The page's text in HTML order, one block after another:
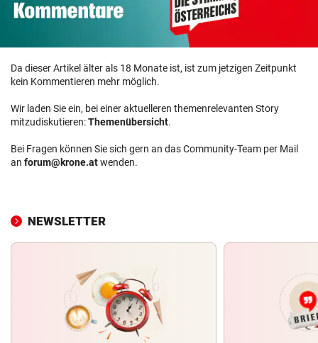
Da dieser Artikel älter als 18 Monate ist, ist zum jetzigen Zeitpunkt
kein Kommentieren mehr möglich.
Wir laden Sie ein, bei einer aktuelleren themenrelevanten Story
mitzudiskutieren:Themenübersicht.
Bei Fragen können Sie sich gern an das Community-Team per Mail
an forum@krone.atwenden.
NEWSLETTER